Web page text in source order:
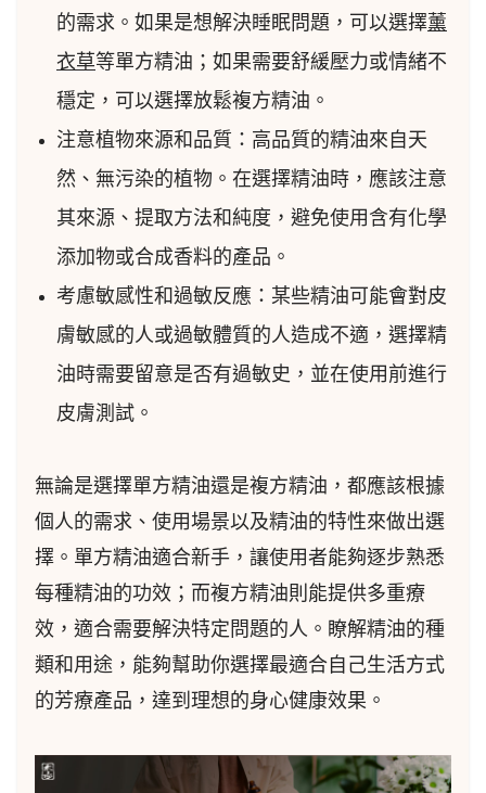
的需求。如果是想解決睡眠問題，可以選擇薰
衣草等單方精油；如果需要舒緩壓力或情緒不
穩定，可以選擇放鬆複方精油。
注意植物來源和品質：高品質的精油來自天
然、無污染的植物。在選擇精油時，應該注意
其來源、提取方法和純度，避免使用含有化學
添加物或合成香料的產品。
考慮敏感性和過敏反應：某些精油可能會對皮
膚敏感的人或過敏體質的人造成不適，選擇精
油時需要留意是否有過敏史，並在使用前進行
皮膚測試。
無論是選擇單方精油還是複方精油，都應該根據
個人的需求、使用場景以及精油的特性來做出選
擇。單方精油適合新手，讓使用者能夠逐步熟悉
每種精油的功效；而複方精油則能提供多重療
效，適合需要解決特定問題的人。瞭解精油的種
類和用途，能夠幫助你選擇最適合自己生活方式
的芳療產品，達到理想的身心健康效果。